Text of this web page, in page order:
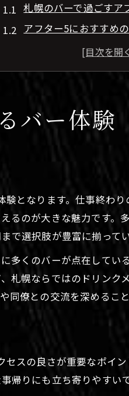
札幌のバーで過ごすア
アフター5におすすめ
バー初心者でも安心な
北海道札幌市で話題の
仕事後のひとときをバーで
仕事終わりにぴったり
バーでリラックスする
仕事疲れを癒すバー
北海道札幌市のバーで
バー巡りなら札幌の夜が面
札幌のバー巡りで発
多彩なバーが集まる札
バー好き必見の札幌な
札幌のバー文化が生む
北海道札幌市で話題の
雰囲気重視なら札幌のバー
雰囲気を楽しむ札幌の
バー体験
となります。仕事終わ
るのが大きな魅力です
で選択肢が豊富に揃ってい
多くのバーが点在して
札幌ならではのドリン
僚との交流を深めるこ
スの良さが重要なポイ
帰りにも立ち寄りやす